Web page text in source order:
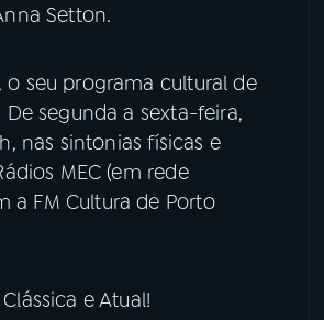
Setton.
o seu programa cultural de
segunda a sexta-feira,
nas sintonias físicas e
MEC (em rede
a FM Cultura de Porto
e Atual!